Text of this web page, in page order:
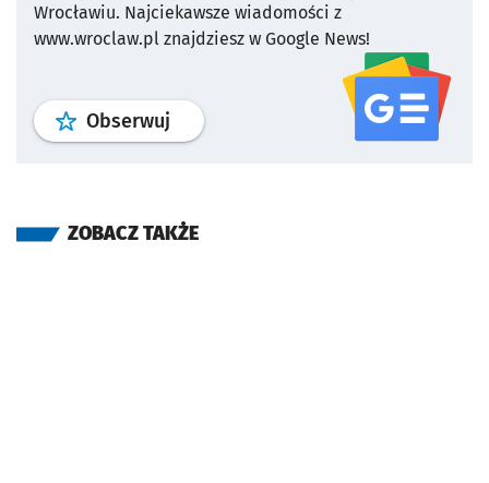
Wrocławiu. Najciekawsze wiadomości z
www.wroclaw.pl znajdziesz w Google News!
Obserwuj profil serwisu
ZOBACZ TAKŻE